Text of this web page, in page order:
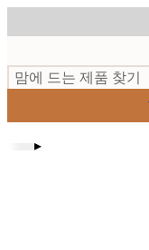
to
content.
맘에 드는 제품 찾기
▸